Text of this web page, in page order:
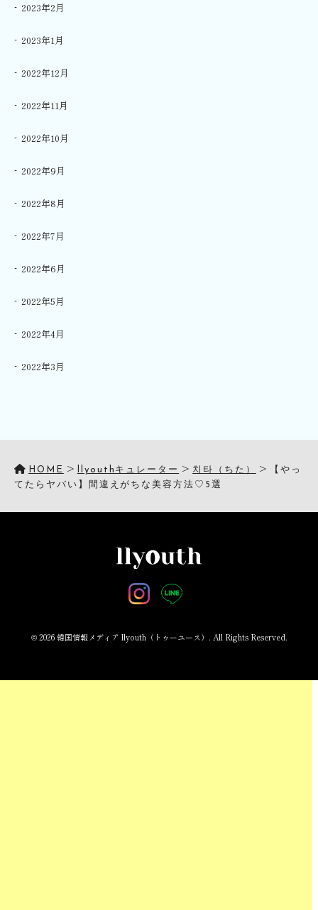
2023年2月
2023年1月
2022年12月
2022年11月
2022年10月
2022年9月
2022年8月
2022年7月
2022年6月
2022年5月
2022年4月
2022年3月
HOME > llyouthキュレーター > 치타（ちた） >
【やっ
てたらヤバい】間違えがちな美容方法♡5選
© 2026 韓国情報メディア llyouth（トゥーユース）. All Rights Reserved.